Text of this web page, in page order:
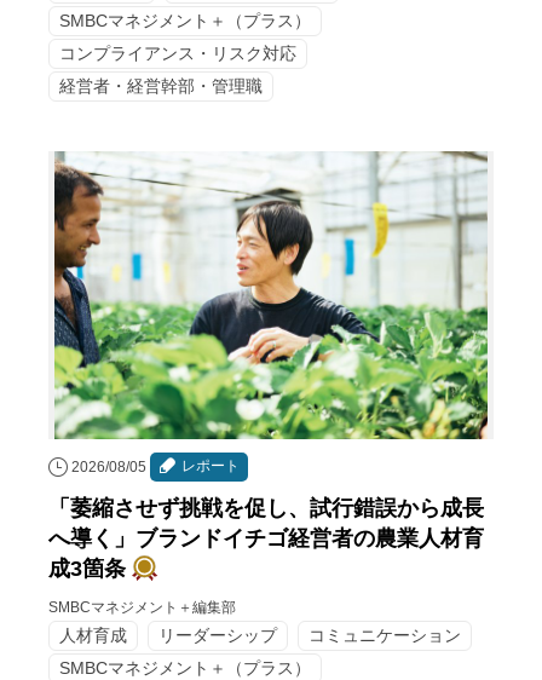
SMBCマネジメント＋（プラス）
コンプライアンス・リスク対応
経営者・経営幹部・管理職
2026/08/05 レポート
「萎縮させず挑戦を促し、試行錯誤から成長
へ導く」ブランドイチゴ経営者の農業人材育
成3箇条
SMBCマネジメント＋編集部
人材育成 リーダーシップ
コミュニケーション
SMBCマネジメント＋（プラス）